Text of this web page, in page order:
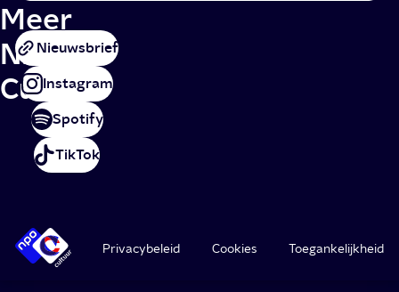
Meer
NPO
Cultuur
Nieuwsbrief
Instagram
Spotify
TikTok
Privacybeleid Cookies Toegankelijkheid